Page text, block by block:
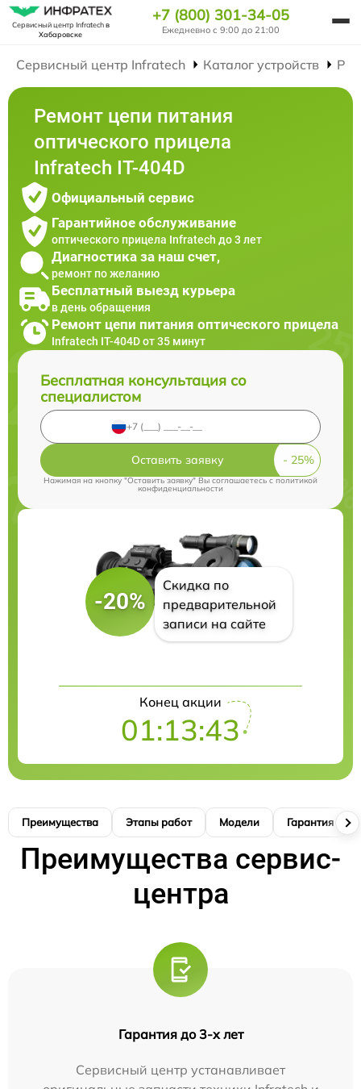
Сервисный центр Infratechв
Хабаровске
+7 (800) 301-34-05
Ежедневно с 9:00 до 21:00
Сервисный центр Infratech Каталог устройств
Ремонт цепи питания
оптического прицела
Infratech IT-404D
Официальный сервис
Гарантийное обслуживание
оптического прицела Infratech до 3 лет
Диагностика за наш счет,
ремонт по желанию
Бесплатный выезд курьера
в день обращения
Ремонт цепи питания оптического прицела
Infratech IT-404D от 35 минут
Бесплатная консультация со
специалистом
Оставить заявку
Нажимая на кнопку "Оставить заявку" Вы соглашаетесь cполитикой
конфиденциальности
-20%
Скидка по
предварительной
записи на сайте
Конец акции
01:13:42
Преимущества Этапы работ Модели Гарантия
Преимущества сервис-
центра
Гарантия до 3-х лет
Сервисный центр устанавливает